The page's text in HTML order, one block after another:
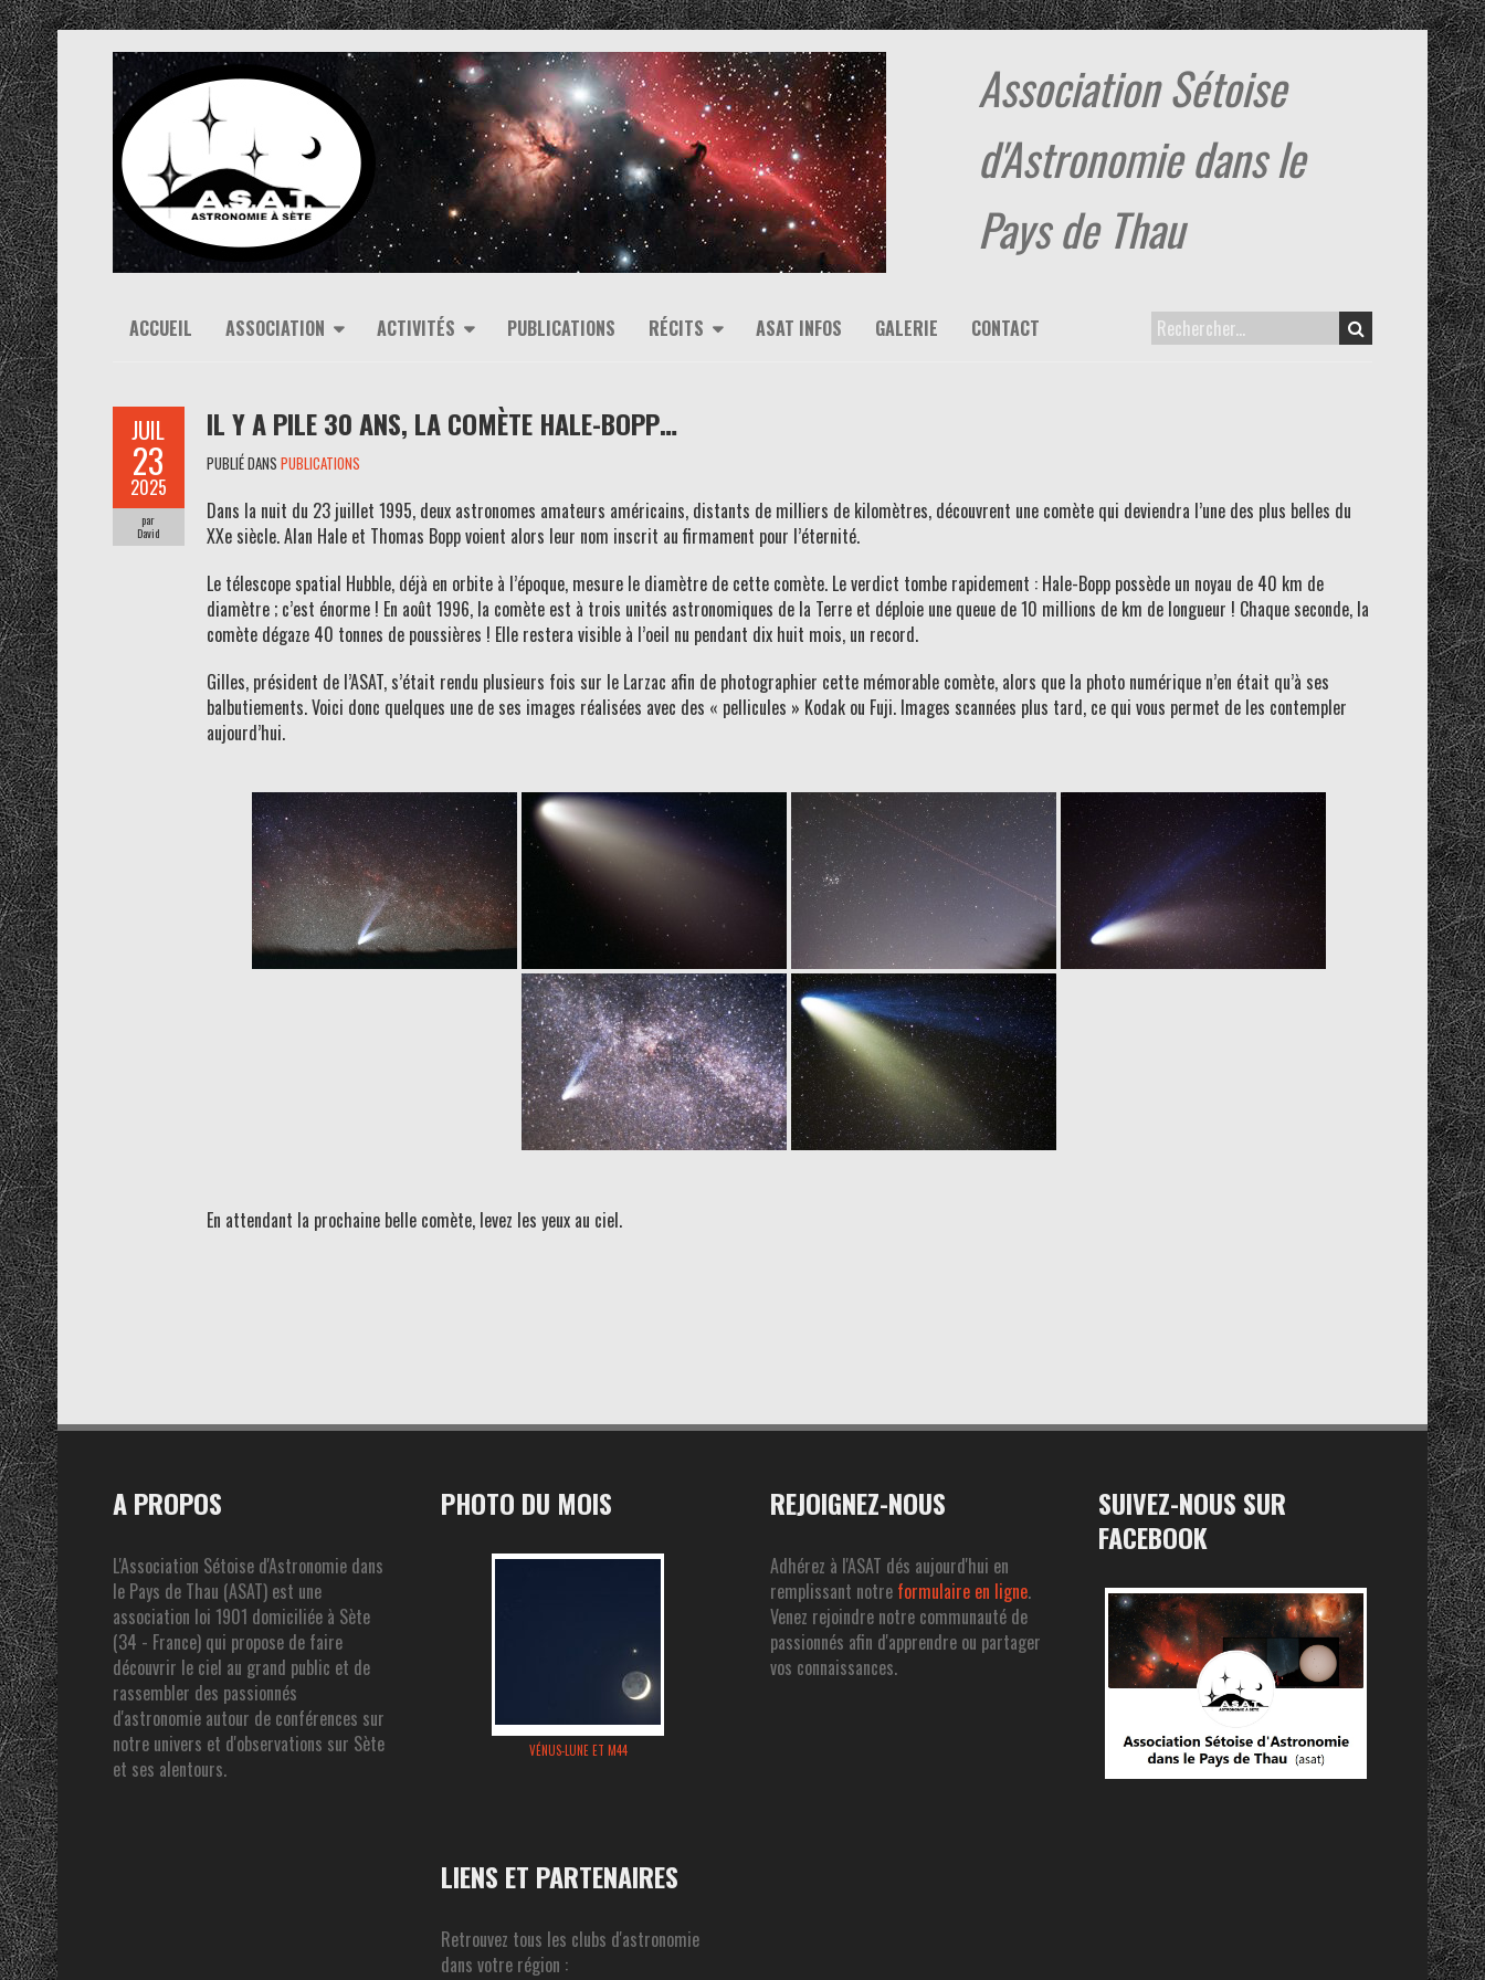
Association Sétoise
d'Astronomie dans le
Pays de Thau
ACCUEIL ASSOCIATION ACTIVITÉS PUBLICATIONS RÉCITS ASAT INFOS GALERIE CONTACT
JUIL
23
2025
par
David
IL Y A PILE 30 ANS, LA COMÈTE HALE-BOPP…
PUBLIÉ DANS PUBLICATIONS
Dans la nuit du 23 juillet 1995, deux astronomes amateurs américains, distants de milliers de kilomètres, découvrent une comète qui deviendra l’une des plus belles du
XXe siècle. Alan Hale et Thomas Bopp voient alors leur nom inscrit au firmament pour l’éternité.
Le télescope spatial Hubble, déjà en orbite à l’époque, mesure le diamètre de cette comète. Le verdict tombe rapidement : Hale-Bopp possède un noyau de 40 km de
diamètre ; c’est énorme ! En août 1996, la comète est à trois unités astronomiques de la Terre et déploie une queue de 10 millions de km de longueur ! Chaque seconde, la
comète dégaze 40 tonnes de poussières ! Elle restera visible à l’oeil nu pendant dix huit mois, un record.
Gilles, président de l’ASAT, s’était rendu plusieurs fois sur le Larzac afin de photographier cette mémorable comète, alors que la photo numérique n’en était qu’à ses
balbutiements. Voici donc quelques une de ses images réalisées avec des « pellicules » Kodak ou Fuji. Images scannées plus tard, ce qui vous permet de les contempler
aujourd’hui.
En attendant la prochaine belle comète, levez les yeux au ciel.
A PROPOS
L'Association Sétoise d'Astronomie dans
le Pays de Thau (ASAT) est une
association loi 1901 domiciliée à Sète
(34 - France) qui propose de faire
découvrir le ciel au grand public et de
rassembler des passionnés
d'astronomie autour de conférences sur
notre univers et d'observations sur Sète
et ses alentours.
PHOTO DU MOIS
VÉNUS-LUNE ET M44
REJOIGNEZ-NOUS
Adhérez à l'ASAT dés aujourd'hui en
remplissant notre formulaire en ligne.
Venez rejoindre notre communauté de
passionnés afin d'apprendre ou partager
vos connaissances.
SUIVEZ-NOUS SUR
FACEBOOK
LIENS ET PARTENAIRES
Retrouvez tous les clubs d'astronomie
dans votre région :